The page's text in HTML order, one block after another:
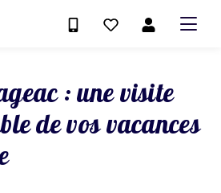
: une visite
de vos vacances